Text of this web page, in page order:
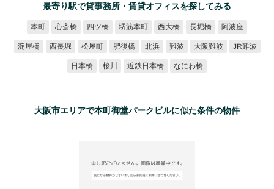
最寄り駅で貸事務所・賃貸オフィスを探してみる
本町 心斎橋 四ツ橋 堺筋本町 西大橋 長堀橋 阿波座
淀屋橋 西長堀 松屋町 肥後橋 北浜 難波 大阪難波 JR難波
日本橋 桜川 近鉄日本橋 なにわ橋
大阪市エリアで本町御堂パークビルに似た条件の物件